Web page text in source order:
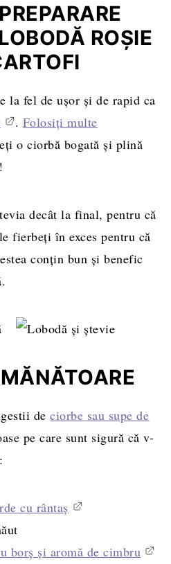
ROȘIE
la fel de ușor și de rapid ca
. Folosiți multe
o ciorbă bogată și plină
decât la final, pentru că
fierbeți în exces pentru că
conțin bun și benefic
deciorbe sau supe de
pe care sunt sigură că v-
cu rântaș
borș și aromă de cimbru